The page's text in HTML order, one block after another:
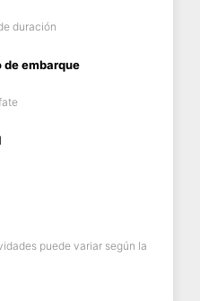
duración
de embarque
puede variar según la